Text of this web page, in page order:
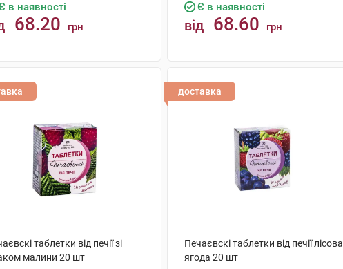
в наявності
68.20 грн
Є в наявності
від 68.60 грн
таблетки від печії зі
малини 20 шт
доставка
Печаєвскі таблетки від печії лісова
ягода 20 шт